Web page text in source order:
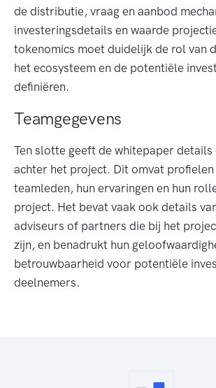
de distributie, vraag en aanbod
investeringsdetails en waarde
tokenomics moet duidelijk de rol van
het ecosysteem en de potentiële
definiëren.
Teamgegevens
Ten slotte geeft de whitepaper details
achter het project. Dit omvat profielen
teamleden, hun ervaringen en hun
project. Het bevat vaak ook details
adviseurs of partners die bij het
zijn, en benadrukt hun
betrouwbaarheid voor potentiële
deelnemers.